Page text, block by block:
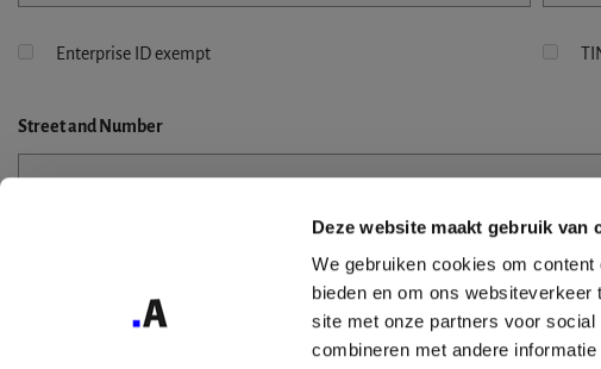
Deze website maakt gebruik van
We gebruiken cookies om
bieden en om ons
site met onze partners voor
combineren met andere
Enterprise ID exempt
Streetand Number